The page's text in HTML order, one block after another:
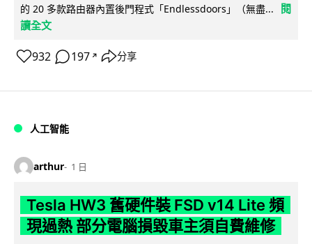
的 20 多款路由器內置後門程式「Endlessdoors」（無盡...
閱
讀全文
932 197 ↗ 分享
人工智能
arthur 1 日
Tesla HW3 舊硬件裝 FSD v14 Lite 頻
現過熱 部分電腦損毀車主須自費維修